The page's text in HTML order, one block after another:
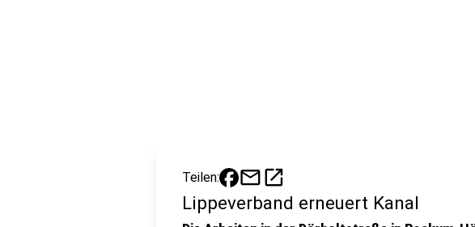
Teilen: mailopen_in_new
Lippeverband erneuert Kanal